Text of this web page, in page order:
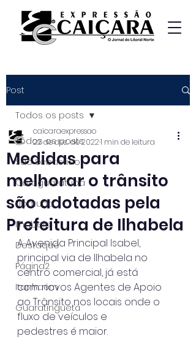
Post
Todos os posts
São Sebastião
Caraguatatuba
Ubatuba
Ilhabela
Destaque
Página2
Itanhaém
Guaratinguetá
Todos os posts
Medidas para
melhorar o trânsito
são adotadas pela
Prefeitura de Ilhabela
caicaraexpressao
22 de dez. de 20221 min de leitura
A Avenida Principal Isabel,
principal via de Ilhabela no
centro comercial, já está
com novos Agentes de Apoio
ao Trânsito nos locais onde o
fluxo de veículos e
pedestres é maior.